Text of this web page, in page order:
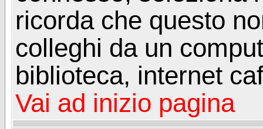
ricorda che questo
colleghi da un
biblioteca, internet
Vai ad inizio pagina